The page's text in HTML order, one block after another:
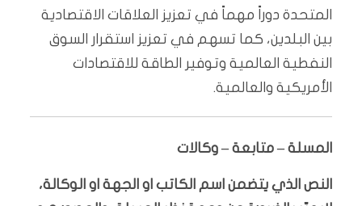
المتحدة دوراً مهماً في تعزيز العلاقات الاقتصادية
بين البلدين، كما تسهم في تعزيز استقرار السوق
النفطية العالمية وتوفير الطاقة للاقتصادات
الأمريكية والعالمية.
المسلة – متابعة – وكالات
النص الذي يتضمن اسم الكاتب او الجهة او الوكالة،